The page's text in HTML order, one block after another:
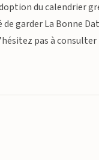
du calendrier
garder La Bonne
pas à